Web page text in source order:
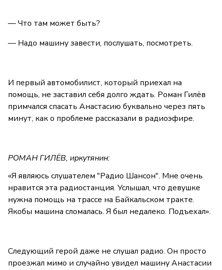
— Что там может быть?
— Надо машину завести, послушать, посмотреть.
И первый автомобилист, который приехал на
помощь, не заставил себя долго ждать. Роман Гилёв
примчался спасать Анастасию буквально через пять
минут, как о проблеме рассказали в радиоэфире.
РОМАН ГИЛЁВ, иркутянин:
«Я являюсь слушателем "Радио Шансон". Мне очень
нравится эта радиостанция. Услышал, что девушке
нужна помощь на трассе на Байкальском тракте.
Якобы машина сломалась. Я был недалеко. Подъехал».
Следующий герой даже не слушал радио. Он просто
проезжал мимо и случайно увидел машину Анастасии